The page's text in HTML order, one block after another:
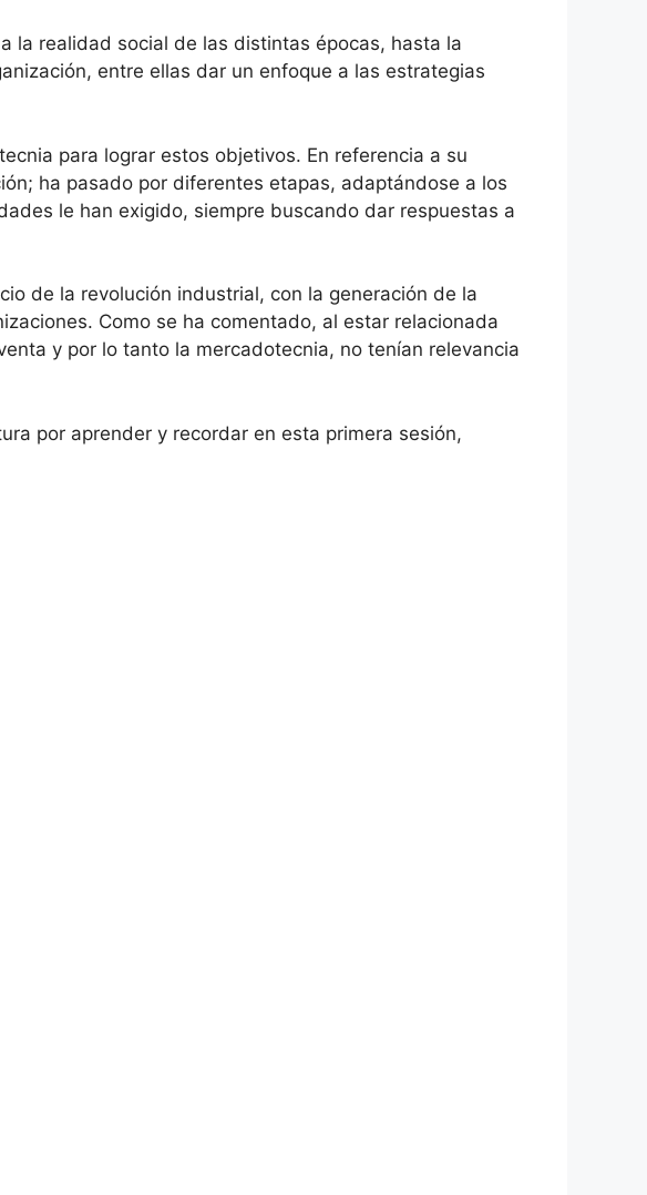
la realidad social de las distintas épocas, hasta la
entre ellas dar un enfoque a las estrategias
para lograr estos objetivos. En referencia a su
ha pasado por diferentes etapas, adaptándose a los
le han exigido, siempre buscando dar respuestas a
de la revolución industrial, con la generación de la
Como se ha comentado, al estar relacionada
y por lo tanto la mercadotecnia, no tenían relevancia
por aprender y recordar en esta primera sesión,